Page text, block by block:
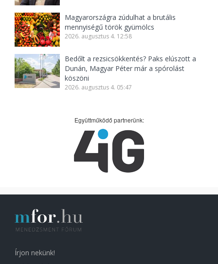
Magyarországra zúdulhat a brutális
mennyiségű török gyümölcs
2026. augusztus 4. 12:58
Bedőlt a rezsicsökkentés? Paks elúszott a
Dunán, Magyar Péter már a spórolást
köszöni
2026. augusztus 4. 05:47
Együttműködő partnerünk:
Írjon nekünk!